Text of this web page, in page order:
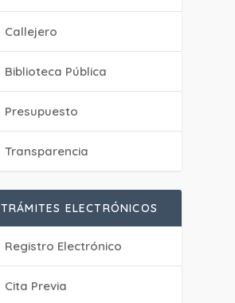
Callejero
Biblioteca Pública
Presupuesto
Transparencia
TRÁMITES ELECTRÓNICOS
Registro Electrónico
Cita Previa